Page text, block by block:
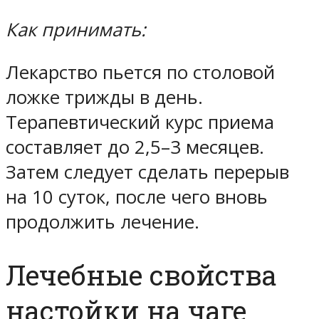
Как принимать:
Лекарство пьется по столовой
ложке трижды в день.
Терапевтический курс приема
составляет до 2,5–3 месяцев.
Затем следует сделать перерыв
на 10 суток, после чего вновь
продолжить лечение.
Лечебные свойства
настойки на чаге